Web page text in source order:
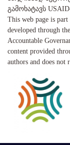
გამოხატავს
This web page is
developed through
Accountable
content provided
authors and does